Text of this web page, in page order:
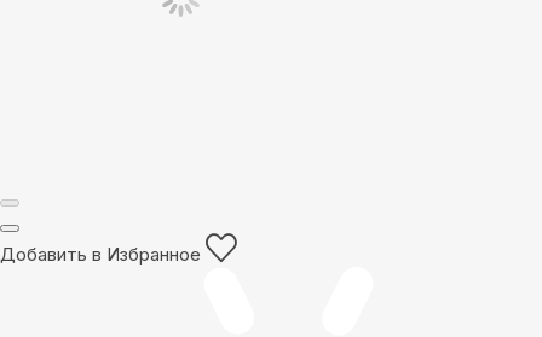
Добавить в Избранное